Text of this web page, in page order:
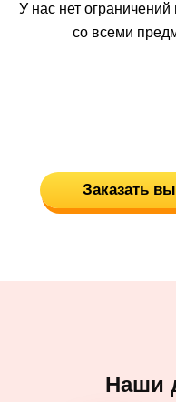
У нас нет
со всеми
Заказать
Наши